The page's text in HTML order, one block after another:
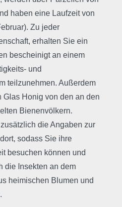
haben eine Laufzeit von
Zu jeder
erhalten Sie ein
bescheinigt an einem
und
teilzunehmen. Außerdem
Honig von den an den
Bienenvölkern.
die Angaben zur
sodass Sie ihre
besuchen können und
die Insekten an dem
heimischen Blumen und